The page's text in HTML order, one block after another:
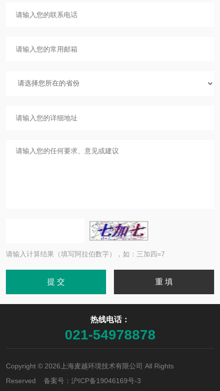
请输入计算结果（填写阿拉伯数字），如：三加四=7
热线电话：
021-54978878
Copyright © 2026上海麦越环境技术有限公司 All Rights
Reserved 备案号： 沪ICP备19046169号-3